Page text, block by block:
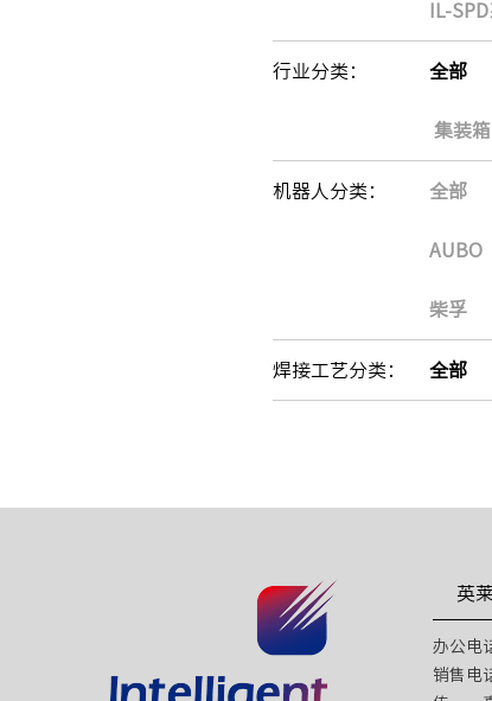
IL-
行业分类： 全部
集装
机器人分类： 全部
AUBO
柴孚
焊接工艺分类： 全部
英
办公电
销售电